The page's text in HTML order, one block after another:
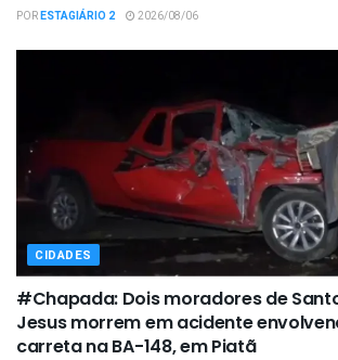
PORESTAGIÁRIO 2 2026/08/06
CIDADES
#Chapada: Dois moradores de
Jesus morrem em acidente
carreta na BA-148, em Piatã